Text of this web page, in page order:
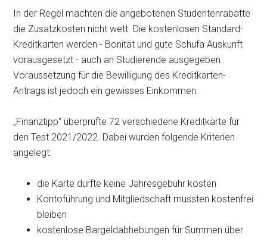
In der Regel machten die angebotenen Studentenrabatte
die Zusatzkosten nicht wett. Die kostenlosen Standard-
Kreditkarten werden - Bonität und gute Schufa Auskunft
vorausgesetzt - auch an Studierende ausgegeben.
Voraussetzung für die Bewilligung des Kreditkarten-
Antrags ist jedoch ein gewisses Einkommen.
„Finanztipp“ überprüfte 72 verschiedene Kreditkarte für
den Test 2021/2022. Dabei wurden folgende Kriterien
angelegt:
die Karte durfte keine Jahresgebühr kosten
Kontoführung und Mitgliedschaft mussten kostenfrei
bleiben
kostenlose Bargeldabhebungen für Summen über